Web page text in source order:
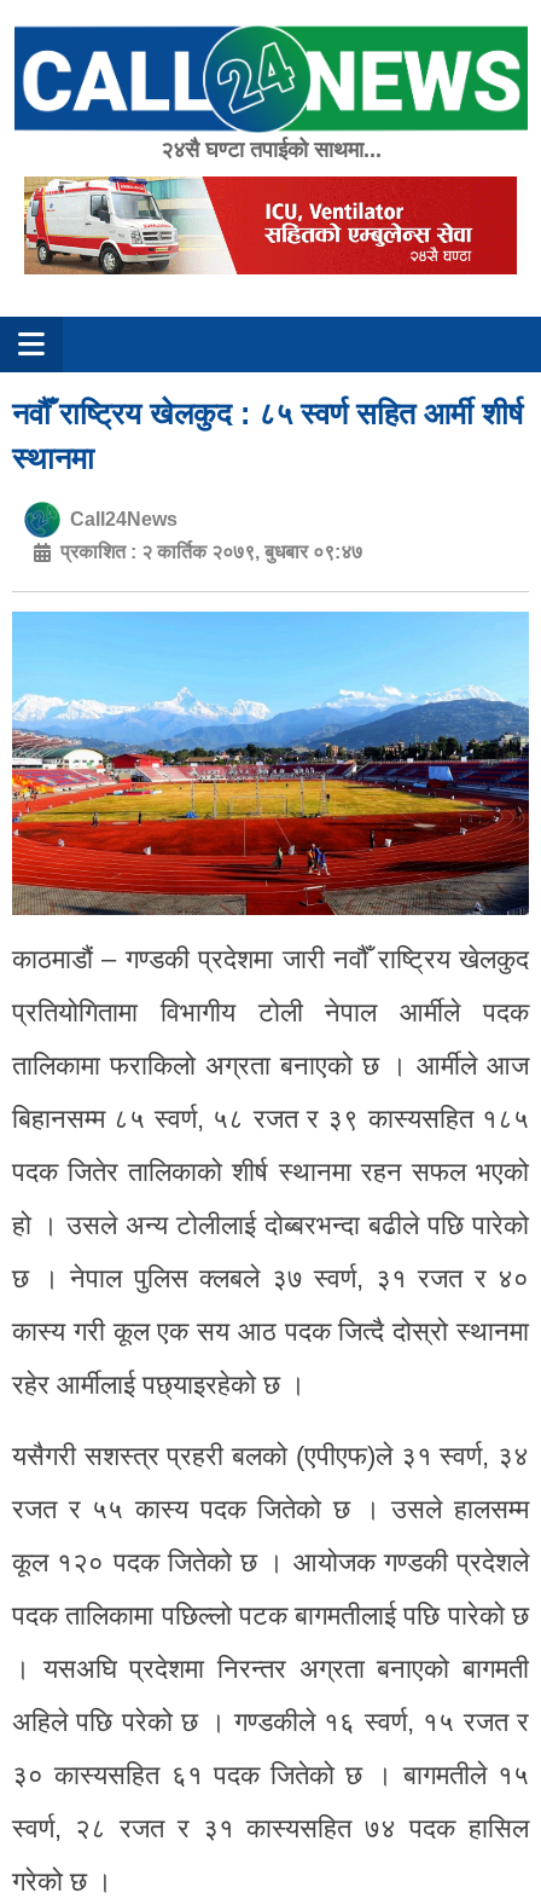
content
२४सै घण्टा तपाईको साथमा...
नवौँ राष्ट्रिय खेलकुद : ८५ स्वर्ण सहित आर्मी शीर्ष
स्थानमा
Call24News
प्रकाशित : २ कार्तिक २०७९, बुधबार ०९:४७
काठमाडौं – गण्डकी प्रदेशमा जारी नवौँ राष्ट्रिय खेलकुद
प्रतियोगितामा विभागीय टोली नेपाल आर्मीले पदक
तालिकामा फराकिलो अग्रता बनाएको छ । आर्मीले आज
बिहानसम्म ८५ स्वर्ण, ५८ रजत र ३९ कास्यसहित १८५
पदक जितेर तालिकाको शीर्ष स्थानमा रहन सफल भएको
हो । उसले अन्य टोलीलाई दोब्बरभन्दा बढीले पछि पारेको
छ । नेपाल पुलिस क्लबले ३७ स्वर्ण, ३१ रजत र ४०
कास्य गरी कूल एक सय आठ पदक जित्दै दोस्रो स्थानमा
रहेर आर्मीलाई पछ्याइरहेको छ ।
यसैगरी सशस्त्र प्रहरी बलको (एपीएफ)ले ३१ स्वर्ण, ३४
रजत र ५५ कास्य पदक जितेको छ । उसले हालसम्म
कूल १२० पदक जितेको छ । आयोजक गण्डकी प्रदेशले
पदक तालिकामा पछिल्लो पटक बागमतीलाई पछि पारेको छ
। यसअघि प्रदेशमा निरन्तर अग्रता बनाएको बागमती
अहिले पछि परेको छ । गण्डकीले १६ स्वर्ण, १५ रजत र
३० कास्यसहित ६१ पदक जितेको छ । बागमतीले १५
स्वर्ण, २८ रजत र ३१ कास्यसहित ७४ पदक हासिल
गरेको छ ।